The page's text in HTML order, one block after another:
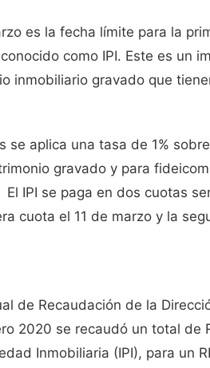
es la fecha límite para la
como IPI. Este es un
inmobiliario gravado que
se aplica una tasa de 1%
gravado y para
IPI se paga en dos cuotas
cuota el 11 de marzo y la
de Recaudación de la
2020 se recaudó un total de
Inmobiliaria (IPI), para un